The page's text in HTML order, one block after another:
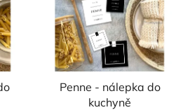
Penne - nálepka do
kuchyně